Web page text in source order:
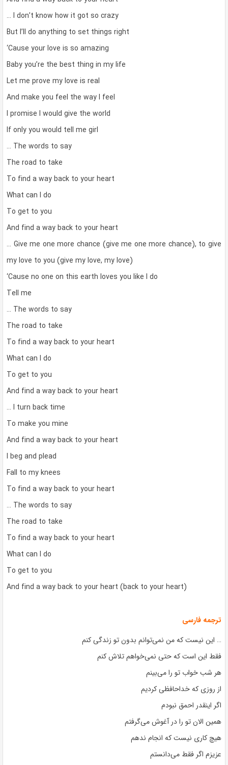
… I don’t know how it got so crazy
But I’ll do anything to set things right
‘Cause your love is so amazing
Baby you’re the best thing in my life
Let me prove my love is real
And make you feel the way I feel
I promise I would give the world
If only you would tell me girl
… The words to say
The road to take
To find a way back to your heart
What can I do
To get to you
And find a way back to your heart
… Give me one more chance (give me one more chance), to give
my love to you (give my love, my love)
‘Cause no one on this earth loves you like I do
Tell me
… The words to say
The road to take
To find a way back to your heart
What can I do
To get to you
And find a way back to your heart
… I turn back time
To make you mine
And find a way back to your heart
I beg and plead
Fall to my knees
To find a way back to your heart
… The words to say
The road to take
To find a way back to your heart
What can I do
To get to you
And find a way back to your heart (back to your heart)
ترجمه فارسی
… این نیست که من نمی‌توانم بدون تو زندگی کنم
فقط این است که حتی نمی‌خواهم تلاش کنم
هر شب خواب تو را می‌بینم
از روزی که خداحافظی کردیم
اگر اینقدر احمق نبودم
همین الان تو را در آغوش می‌گرفتم
هیچ کاری نیست که انجام ندهم
عزیزم اگر فقط می‌دانستم